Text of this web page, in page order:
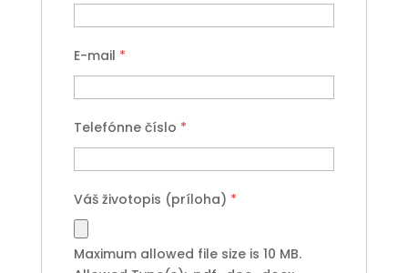
E-mail *
Telefónne číslo *
Váš životopis (príloha) *
Maximum allowed file size is 10 MB.